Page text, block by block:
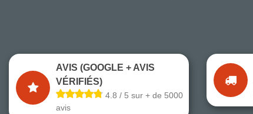
AVIS (GOOGLE + AVIS
VÉRIFIÉS)
4.8 / 5 sur + de 5000
avis